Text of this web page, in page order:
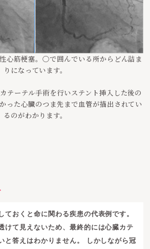
心筋梗塞。〇で囲んでいる所からどん詰ま
りになっています。
テーテル手術を行いステント挿入した後の
った心臓のつま先まで血管が描出されてい
るのがわかります。
ておくと命に関わる疾患の代表例です。
けて見えないため、最終的には心臓カテ
と答えはわかりません。 しかしながら冠